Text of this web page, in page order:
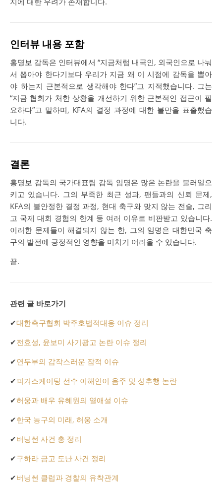
인터뷰 내용 포함
홍명보 감독은 인터뷰에서 “지금처럼 내국인, 외국인으로 나눠
서 뽑아야 한다기보다 우리가 지금 왜 이 시점에 감독을 뽑아
야 하는지 근본적으로 생각해야 한다”고 지적했습니다. 그는
“지금 협회가 처한 상황을 개선하기 위한 근본적인 접근이 필
요하다”고 말하며, KFA의 결정 과정에 대한 불만을 표출했습
니다​.
결론
홍명보 감독의 국가대표팀 감독 임명은 많은 논란을 불러일으
키고 있습니다. 그의 부족한 최근 성과, 팬들과의 신뢰 문제,
KFA의 불안정한 결정 과정, 현대 축구와 맞지 않는 전술, 그리
고 국제 대회 경험의 한계 등 여러 이유로 비판받고 있습니다.
이러한 문제들이 해결되지 않는 한, 그의 임명은 대한민국 축
구의 발전에 긍정적인 영향을 미치기 어려울 수 있습니다.
끝.
관련 글 바로가기
✔대한축구협회 박주호법적대응 이슈 정리
✔전효성, 윤보미 사기광고 논란 이슈 정리
✔연두부의 갑작스러운 잠적 이슈
✔피겨스케이팅 선수 이해인이 음주 및 성추행 논란
✔허웅과 배우 유혜원의 열애설 이슈
✔한국 농구의 미래, 허웅 소개
✔버닝썬 사건 총 정리
✔구하라 금고 도난 사건 정리
✔버닝썬 클럽과 경찰의 유착관계